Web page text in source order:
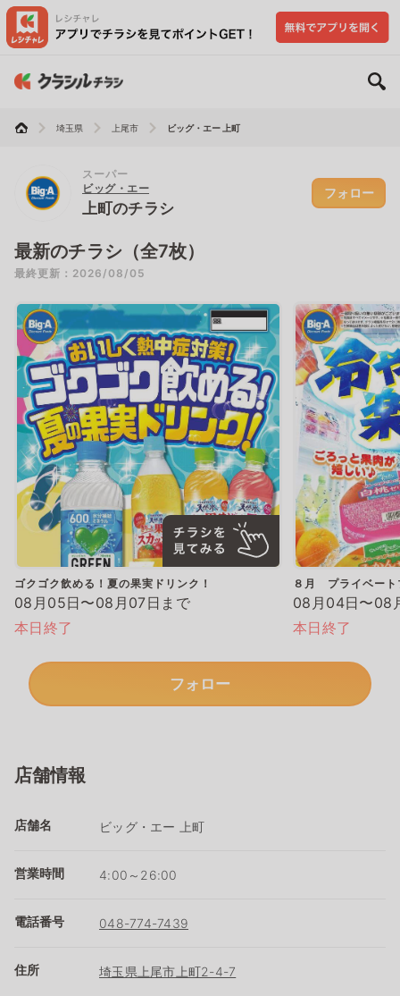
埼玉県 上尾市 ビッグ・エー 上町
スーパー
ビッグ・エー
上町のチラシ
フォロー
最新のチラシ（全7枚）
最終更新：2026/08/05
ゴクゴク飲める！夏の果実ドリンク！
08月05日〜08月07日まで
本日終了
８月 プライベート
08月04日〜08
本日終了
フォロー
店舗情報
店舗名 ビッグ・エー 上町
営業時間 4:00～26:00
電話番号 048-774-7439
住所 埼玉県上尾市上町2-4-7